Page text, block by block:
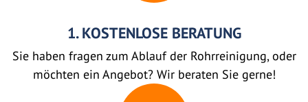
1. KOSTENLOSE BERATUNG
Sie haben fragen zum Ablauf der Rohrreinigung, oder
möchten ein Angebot? Wir beraten Sie gerne!